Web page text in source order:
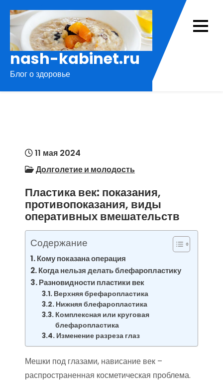
содержимому
nash-kabinet.ru
Блог о здоровье
11 мая 2024
Долголетие и молодость
Пластика век: показания,
противопоказания, виды
оперативных вмешательств
Содержание
Кому показана операция
Когда нельзя делать блефаропластику
Разновидности пластики век
Верхняя брефаропластика
Нижняя блефаропластика
Комплексная или круговая
блефаропластика
Изменение разреза глаз
Мешки под глазами, нависание век –
распространенная косметическая проблема.